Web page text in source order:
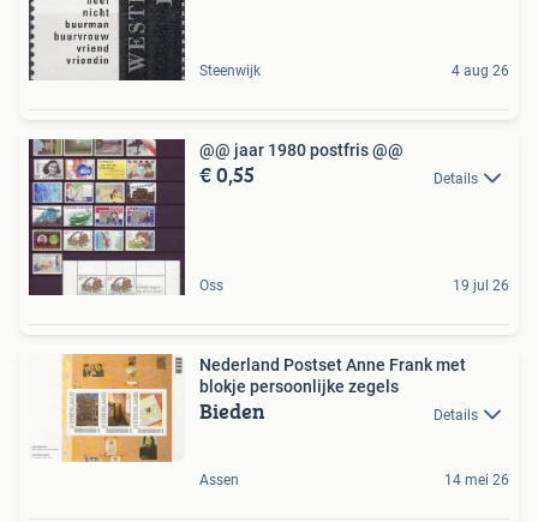
Steenwijk 4 aug 26
@@ jaar 1980 postfris @@
€ 0,55 Details
Oss 19 jul 26
Nederland Postset Anne Frank met
blokje persoonlijke zegels
Bieden Details
Assen 14 mei 26